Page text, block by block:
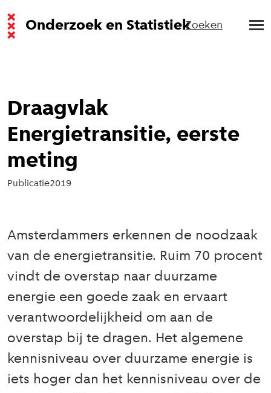
Onderzoek en StatistiekZoeken
Draagvlak
Energietransitie, eerste
meting
Publicatie2019
Amsterdammers erkennen de noodzaak
van de energietransitie. Ruim 70 procent
vindt de overstap naar duurzame
energie een goede zaak en ervaart
verantwoordelijkheid om aan de
overstap bij te dragen. Het algemene
kennisniveau over duurzame energie is
iets hoger dan het kennisniveau over de